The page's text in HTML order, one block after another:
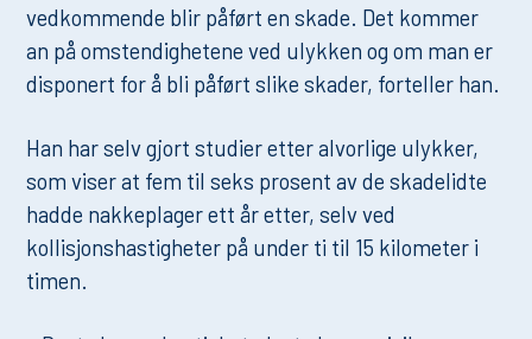
vedkommende blir påført en skade. Det kommer
an på omstendighetene ved ulykken og om man er
disponert for å bli påført slike skader, forteller han.
Han har selv gjort studier etter alvorlige ulykker,
som viser at fem til seks prosent av de skadelidte
hadde nakkeplager ett år etter, selv ved
kollisjonshastigheter på under ti til 15 kilometer i
timen.